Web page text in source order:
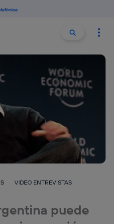
Buscar
VIDEO ENTREVISTAS
puede